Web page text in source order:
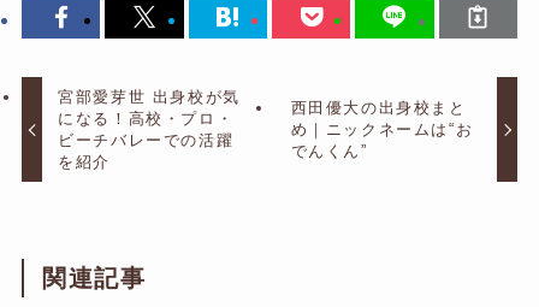
宮部愛芽世 出身校が気
になる！高校・プロ・
ビーチバレーでの活躍
を紹介
西田優大の出身校まと
め｜ニックネームは“お
でんくん”
関連記事